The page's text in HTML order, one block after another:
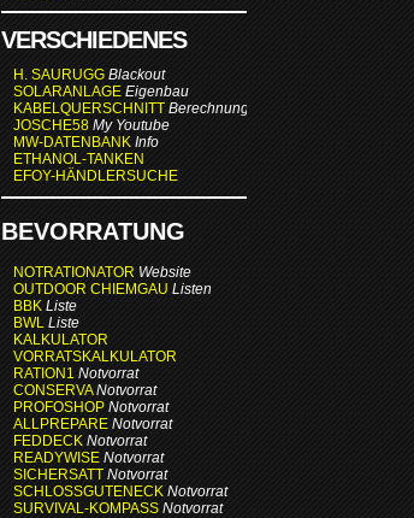
VERSCHIEDENES
H. SAURUGG Blackout
SOLARANLAGE Eigenbau
KABELQUERSCHNITT Berechnung
JOSCHE58 My Youtube
MW-DATENBANK Info
ETHANOL-TANKEN
EFOY-HÄNDLERSUCHE
BEVORRATUNG
NOTRATIONATOR Website
OUTDOOR CHIEMGAU Listen
BBK Liste
BWL Liste
KALKULATOR
VORRATSKALKULATOR
RATION1 Notvorrat
CONSERVA Notvorrat
PROFOSHOP Notvorrat
ALLPREPARE Notvorrat
FEDDECK Notvorrat
READYWISE Notvorrat
SICHERSATT Notvorrat
SCHLOSSGUTENECK Notvorrat
SURVIVAL-KOMPASS Notvorrat